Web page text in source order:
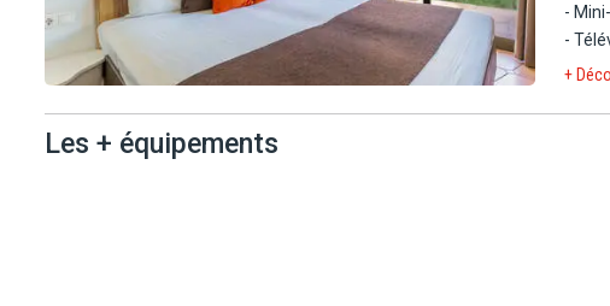
-
-
- Wi-
+
Les + équipements